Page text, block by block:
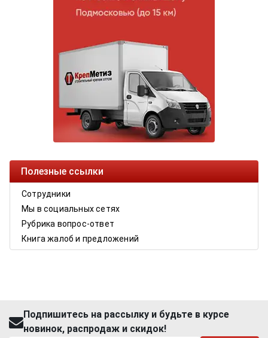
Полезные ссылки
Сотрудники
Мы в социальных сетях
Рубрика вопрос-ответ
Книга жалоб и предложений
Подпишитесь на рассылку и будьте в курсе
новинок, распродаж и скидок!